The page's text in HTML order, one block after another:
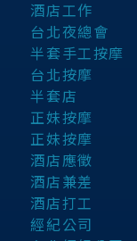
酒店工作
台北夜總會
半套手工按摩
台北按摩
半套店
正妹按摩
正妹按摩
酒店應徵
酒店兼差
酒店打工
經紀公司